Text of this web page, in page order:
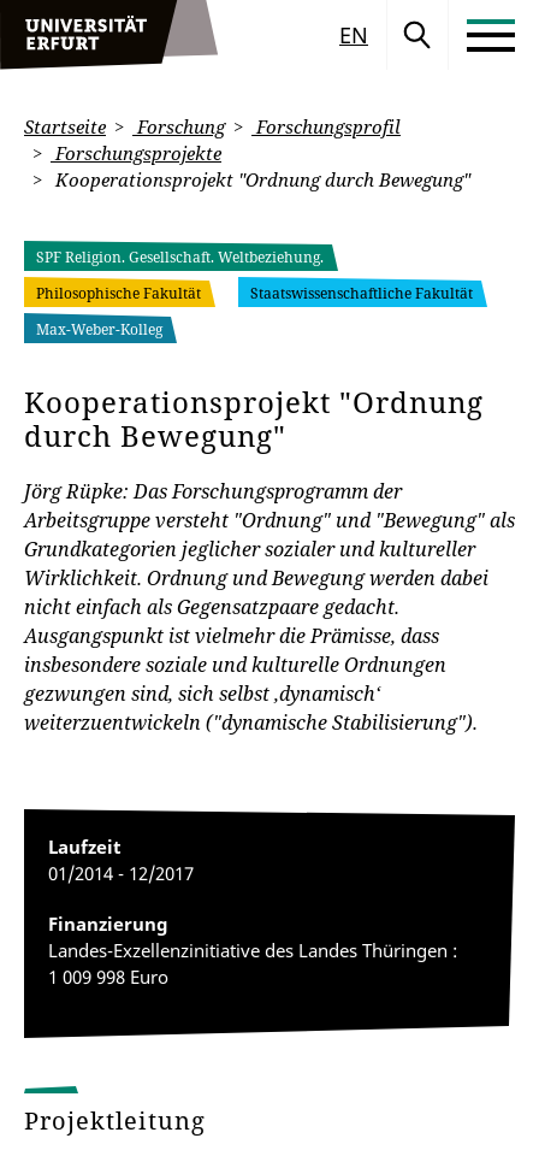
EN
Startseite Forschung
Forschungsprofil
Forschungsprojekte
Kooperationsprojekt "Ordnung durch Bewegung"
SPF Religion. Gesellschaft. Weltbeziehung.
Philosophische Fakultät
Staatswissenschaftliche Fakultät
Max-Weber-Kolleg
Kooperationsprojekt "Ordnung
durch Bewegung"
Jörg Rüpke: Das Forschungsprogramm der
Arbeitsgruppe versteht "Ordnung" und "Bewegung" als
Grundkategorien jeglicher sozialer und kultureller
Wirklichkeit. Ordnung und Bewegung werden dabei
nicht einfach als Gegensatzpaare gedacht.
Ausgangspunkt ist vielmehr die Prämisse, dass
insbesondere soziale und kulturelle Ordnungen
gezwungen sind, sich selbst ‚dynamisch‘
weiterzuentwickeln ("dynamische Stabilisierung").
Laufzeit
01/2014 - 12/2017
Finanzierung
Landes-Exzellenzinitiative des Landes Thüringen :
1 009 998 Euro
Projektleitung